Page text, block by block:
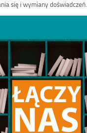
się i wymiany doświadczeń.